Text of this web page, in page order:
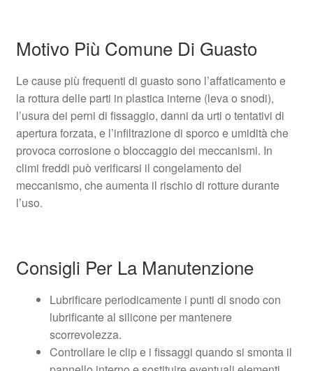
Motivo Più Comune Di Guasto
Le cause più frequenti di guasto sono l’affaticamento e
la rottura delle parti in plastica interne (leva o snodi),
l’usura dei perni di fissaggio, danni da urti o tentativi di
apertura forzata, e l’infiltrazione di sporco e umidità che
provoca corrosione o bloccaggio dei meccanismi. In
climi freddi può verificarsi il congelamento del
meccanismo, che aumenta il rischio di rotture durante
l’uso.
Consigli Per La Manutenzione
Lubrificare periodicamente i punti di snodo con
lubrificante al silicone per mantenere
scorrevolezza.
Controllare le clip e i fissaggi quando si smonta il